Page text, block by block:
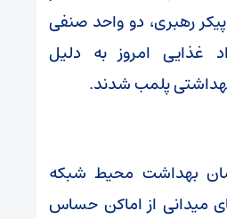
رهبری، دو واحد صنفی
غذایی امروز به دلیل
پلمب شدند.
بهداشت محیط شبکه
میدانی از اماکن حساس